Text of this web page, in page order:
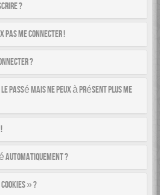
?
pas me connecter !
?
passé mais ne peux à présent plus me
automatiquement ?
» ?